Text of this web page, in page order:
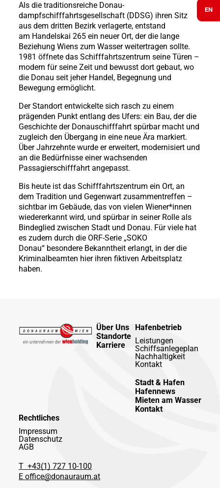
EN
Als die traditionsreiche Donau-
dampfschifffahrtsgesellschaft (DDSG) ihren Sitz
aus dem dritten Bezirk verlagerte, entstand
am Handelskai 265 ein neuer Ort, der die lange
Beziehung Wiens zum Wasser weitertragen sollte.
1981 öffnete das Schifffahrtszentrum seine Türen –
modern für seine Zeit und bewusst dort gebaut, wo
die Donau seit jeher Handel, Begegnung und
Bewegung ermöglicht.
Der Standort entwickelte sich rasch zu einem
prägenden Punkt entlang des Ufers: ein Bau, der die
Geschichte der Donauschifffahrt spürbar macht und
zugleich den Übergang in eine neue Ära markiert.
Über Jahrzehnte wurde er erweitert, modernisiert und
an die Bedürfnisse einer wachsenden
Passagierschifffahrt angepasst.
Bis heute ist das Schifffahrtszentrum ein Ort, an
dem Tradition und Gegenwart zusammentreffen –
sichtbar im Gebäude, das von vielen Wiener*innen
wiedererkannt wird, und spürbar in seiner Rolle als
Bindeglied zwischen Stadt und Donau. Für viele hat
es zudem durch die ORF-Serie „SOKO
Donau“ besondere Bekanntheit erlangt, in der die
Kriminalbeamten hier ihren fiktiven Arbeitsplatz
haben.
Über Uns
Standorte
Karriere
Hafenbetrieb
Leistungen
Schiffsanlegeplan
Nachhaltigkeit
Kontakt
Stadt & Hafen
Hafennews
Mieten am Wasser
Kontakt
Rechtliches
Impressum
Datenschutz
AGB
T +43(1) 727 10-100
E office@donauraum.at